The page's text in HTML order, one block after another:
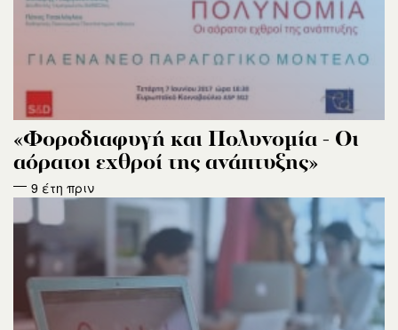
«Φοροδιαφυγή και Πολυνομία - Οι
αόρατοι εχθροί της ανάπτυξης»
9 έτη πριν